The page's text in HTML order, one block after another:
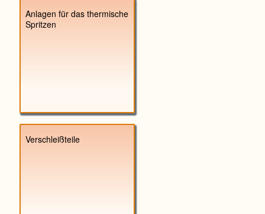
Anlagen für das thermische
Spritzen
Verschleißteile